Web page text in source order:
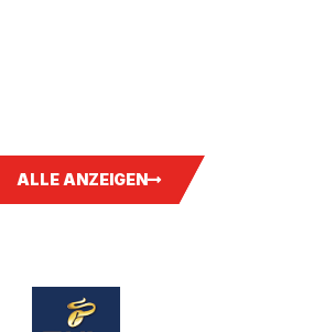
ALLE ANZEIGEN